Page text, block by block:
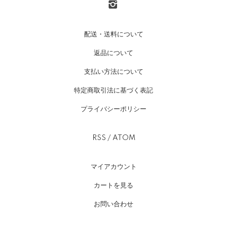
配送・送料について
返品について
支払い方法について
特定商取引法に基づく表記
プライバシーポリシー
RSS / ATOM
マイアカウント
カートを見る
お問い合わせ